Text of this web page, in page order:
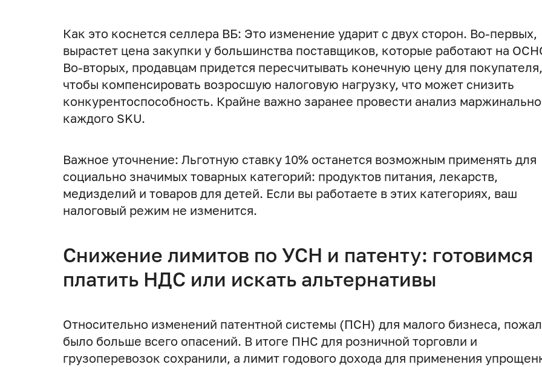
Как это коснется селлера ВБ: Это изменение ударит с двух сторон. Во-первых,
вырастет цена закупки у большинства поставщиков, которые работают на
Во-вторых, продавцам придется пересчитывать конечную цену для покупателя,
чтобы компенсировать возросшую налоговую нагрузку, что может снизить
конкурентоспособность. Крайне важно заранее провести анализ
каждого SKU.
Важное уточнение: Льготную ставку 10% останется возможным применять для
социально значимых товарных категорий: продуктов питания, лекарств,
медизделий и товаров для детей. Если вы работаете в этих категориях, ваш
налоговый режим не изменится.
Снижение лимитов по УСН и патенту: готовимся
платить НДС или искать альтернативы
Относительно изменений патентной системы (ПСН) для малого бизнеса,
было больше всего опасений. В итоге ПНС для розничной торговли и
грузоперевозок сохранили, а лимит годового дохода для применения